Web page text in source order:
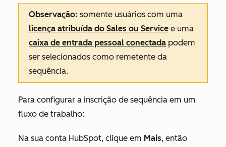
Observação: somente usuários com uma
licença atribuída do Sales ou Service e uma
caixa de entrada pessoal conectada podem
ser selecionados como remetente da
sequência.
Para configurar a inscrição de sequência em um
fluxo de trabalho:
Na sua conta HubSpot, clique em Mais, então